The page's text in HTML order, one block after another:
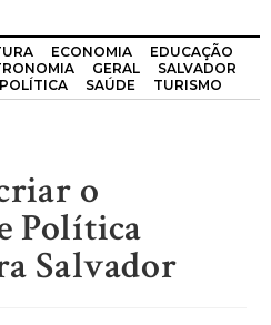
ECONOMIA
EDUCAÇÃO
GERAL
SALVADOR
POLÍTICA SAÚDE TURISMO
o
Política
Salvador